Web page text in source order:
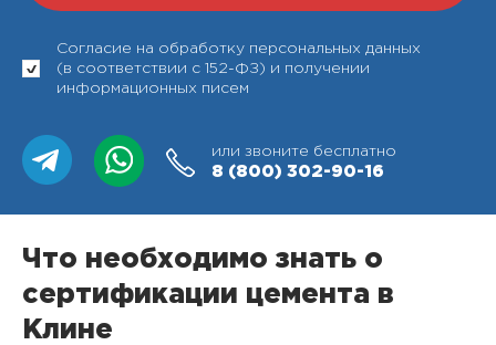
Согласие на обработку персональных данных
(в соответствии с 152-ФЗ) и получении
информационных писем
или звоните бесплатно
8 (800) 302-90-16
Что необходимо знать о
сертификации цемента в
Клине